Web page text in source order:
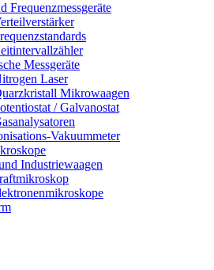
Frequenzmessgeräte
Messgeräte
Laser
Mikrowaagen
/ Galvanostat
Vakuummeter
Industriewaagen